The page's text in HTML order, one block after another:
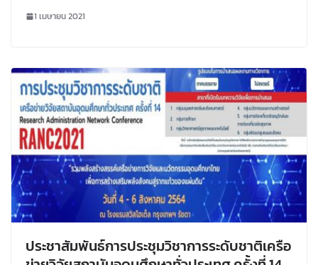
1 เมษายน 2021
ประชาสัมพันธ์การประชุมวิชาการระดับชาติเครือ